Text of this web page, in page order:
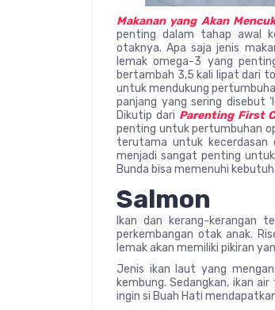
Makanan yang Akan
penting dalam tahap awal
otaknya. Apa saja jenis
lemak omega-3 yang
bertambah 3,5 kali lipat dari
untuk mendukung
panjang yang sering disebut
Dikutip dari Parenting First
penting untuk pertumbuhan
terutama untuk kecerdasan
menjadi sangat penting
Bunda bisa memenuhi
Salmon
Ikan dan kerang-kerangan
perkembangan otak anak.
lemak akan memiliki pikiran
Jenis ikan laut yang
kembung. Sedangkan, ikan
ingin si Buah Hati